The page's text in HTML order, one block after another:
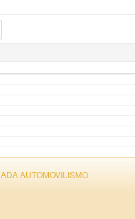
AUTOMOVILISMO